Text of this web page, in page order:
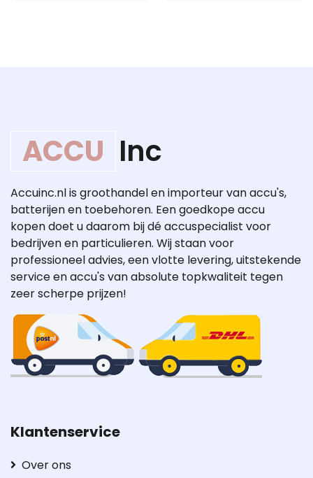
ACCU Inc
Accuinc.nl is groothandel en importeur van accu's,
batterijen en toebehoren. Een goedkope accu
kopen doet u daarom bij dé accuspecialist voor
bedrijven en particulieren. Wij staan voor
professioneel advies, een vlotte levering, uitstekende
service en accu's van absolute topkwaliteit tegen
zeer scherpe prijzen!
Klantenservice
Over ons